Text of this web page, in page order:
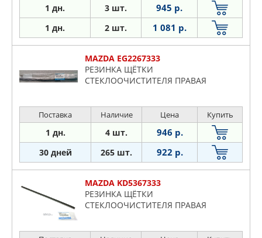
1 дн. 3 шт. 945 р.
1 дн. 2 шт. 1 081 р.
MAZDA EG2267333
РЕЗИНКА ЩЁТКИ
СТЕКЛООЧИСТИТЕЛЯ ПРАВАЯ
Поставка Наличие Цена Купить
1 дн. 4 шт. 946 р.
30 дней 265 шт. 922 р.
MAZDA KD5367333
РЕЗИНКА ЩЁТКИ
СТЕКЛООЧИСТИТЕЛЯ ПРАВАЯ